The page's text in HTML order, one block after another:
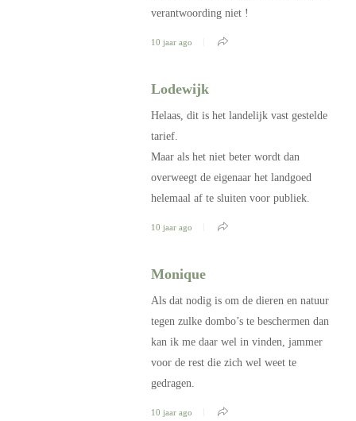
verantwoording niet !
10 jaar ago
Lodewijk
Helaas, dit is het landelijk vast gestelde
tarief.
Maar als het niet beter wordt dan
overweegt de eigenaar het landgoed
helemaal af te sluiten voor publiek.
10 jaar ago
Monique
Als dat nodig is om de dieren en natuur
tegen zulke dombo’s te beschermen dan
kan ik me daar wel in vinden, jammer
voor de rest die zich wel weet te
gedragen.
10 jaar ago